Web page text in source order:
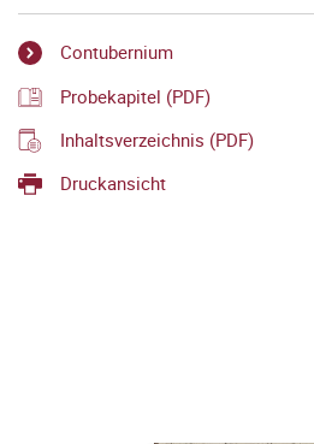
Contubernium
Probekapitel (PDF)
Inhaltsverzeichnis (PDF)
Druckansicht